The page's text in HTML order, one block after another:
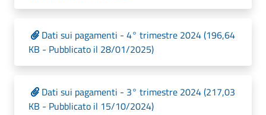
Dati sui pagamenti - 4° trimestre 2024 (196,64
KB - Pubblicato il 28/01/2025)
Dati sui pagamenti - 3° trimestre 2024 (217,03
KB - Pubblicato il 15/10/2024)